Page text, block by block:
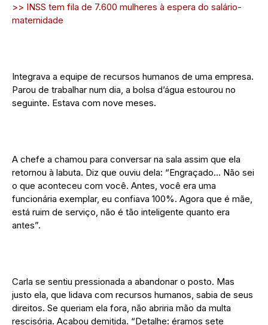
>> INSS tem fila de 7.600 mulheres à espera do salário-
maternidade
Integrava a equipe de recursos humanos de uma empresa.
Parou de trabalhar num dia, a bolsa d’água estourou no
seguinte. Estava com nove meses.
A chefe a chamou para conversar na sala assim que ela
retornou à labuta. Diz que ouviu dela: “Engraçado… Não sei
o que aconteceu com você. Antes, você era uma
funcionária exemplar, eu confiava 100%. Agora que é mãe,
está ruim de serviço, não é tão inteligente quanto era
antes”.
Carla se sentiu pressionada a abandonar o posto. Mas
justo ela, que lidava com recursos humanos, sabia de seus
direitos. Se queriam ela fora, não abriria mão da multa
rescisória. Acabou demitida. “Detalhe: éramos sete